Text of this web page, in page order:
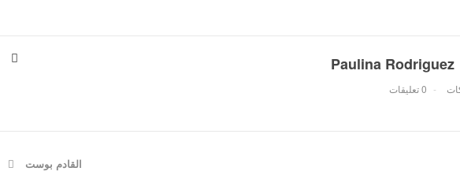
Paulina Rodriguez
0 تعليقات
القادم بوست